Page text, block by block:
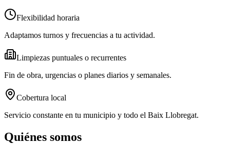
Flexibilidad horaria
Adaptamos turnos y frecuencias a tu actividad.
Limpiezas puntuales o recurrentes
Fin de obra, urgencias o planes diarios y semanales.
Cobertura local
Servicio constante en tu municipio y todo el Baix Llobregat.
Quiénes somos